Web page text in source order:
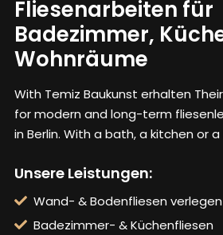
Fliesenarbeiten für
Badezimmer,
Wohnräume
With Temiz Baukunst erhalten
for modern and long-term
in Berlin. With a bath, a kitchen or a
Unsere Leistungen:
Wand- & Bodenfliesen verlegen
Badezimmer- & Küchenfliesen